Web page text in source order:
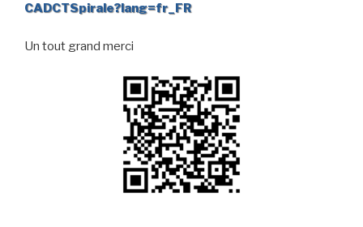
CADCTSpirale?lang=fr_FR
Un tout grand merci